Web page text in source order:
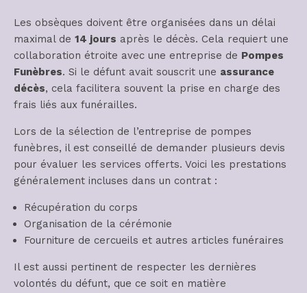
Les obsèques doivent être organisées dans un délai
maximal de 14 jours après le décès. Cela requiert une
collaboration étroite avec une entreprise de Pompes
Funèbres. Si le défunt avait souscrit une assurance
décès, cela facilitera souvent la prise en charge des
frais liés aux funérailles.
Lors de la sélection de l’entreprise de pompes
funèbres, il est conseillé de demander plusieurs devis
pour évaluer les services offerts. Voici les prestations
généralement incluses dans un contrat :
Récupération du corps
Organisation de la cérémonie
Fourniture de cercueils et autres articles funéraires
Il est aussi pertinent de respecter les dernières
volontés du défunt, que ce soit en matière